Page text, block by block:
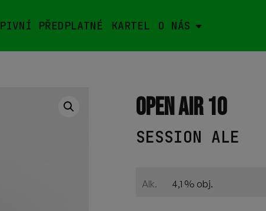
PIVNÍ PŘEDPLATNÉ KARTEL O NÁS
OPEN AIR 10
SESSION ALE
Alk. 4,1 % obj.